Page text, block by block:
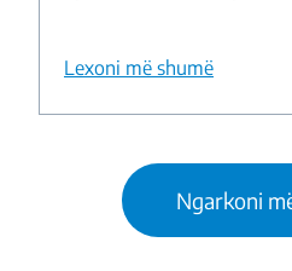
Lexoni më shumë
Ngarkoni